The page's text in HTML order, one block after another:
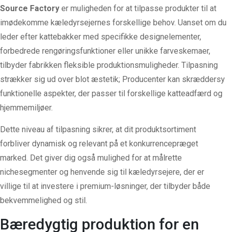
Source Factory er muligheden for at tilpasse produkter til at
imødekomme kæledyrsejernes forskellige behov. Uanset om du
leder efter kattebakker med specifikke designelementer,
forbedrede rengøringsfunktioner eller unikke farveskemaer,
tilbyder fabrikken fleksible produktionsmuligheder. Tilpasning
strækker sig ud over blot æstetik; Producenter kan skræddersy
funktionelle aspekter, der passer til forskellige katteadfærd og
hjemmemiljøer.
Dette niveau af tilpasning sikrer, at dit produktsortiment
forbliver dynamisk og relevant på et konkurrencepræget
marked. Det giver dig også mulighed for at målrette
nichesegmenter og henvende sig til kæledyrsejere, der er
villige til at investere i premium-løsninger, der tilbyder både
bekvemmelighed og stil.
Bæredygtig produktion for en